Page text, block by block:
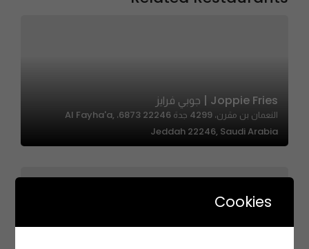
Joppie Fries | جوبي فرايز
النعمان بن مقرن، 4299 جدة 22246 6873، Al Fayha'a,
Jeddah 22246, Saudi Arabia
Cookies